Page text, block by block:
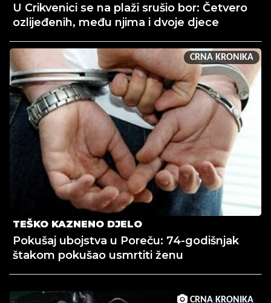
U Crikvenici se na plaži srušio bor: Četvero
ozlijeđenih, među njima i dvoje djece
CRNA KRONIKA
TEŠKO KAZNENO DJELO
Pokušaj ubojstva u Poreču: 74-godišnjak
štakom pokušao usmrtiti ženu
CRNA KRONIKA